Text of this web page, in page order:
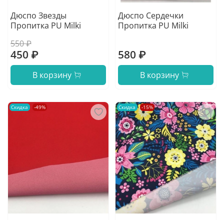
Дюспо Звезды
Пропитка PU Milki
550 ₽
450 ₽
В корзину
Дюспо Сердечки
Пропитка PU Milki
580 ₽
В корзину
Скидка -49% Скидка -15%